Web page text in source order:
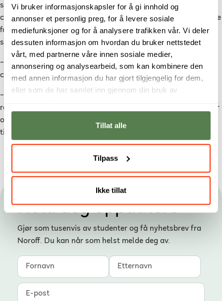
Vi bruker informasjonskapsler for å gi innhold og
annonser et personlig preg, for å levere sosiale
mediefunksjoner og for å analysere trafikken vår. Vi deler
dessuten informasjon om hvordan du bruker nettstedet
vårt, med partnerne våre innen sosiale medier,
annonsering og analysearbeid, som kan kombinere den
med annen informasjon du har gjort tilgjengelig for dem,
eller som de har samlet inn gjennom din bruk av
Tillat alle
Tilpass
Ikke tillat
studieprogrammene, med henvisning til den raske veksten i
cybersikkerhetssektoren og det akutte behovet for kompetente
fagpersoner. Søknadsportalen er nå åpen, og første kull
starter opp i august.
– Vi er stolte av å være i frontlinjen innen
cybersikkerhetsutdanning, avslutter rektor Butterfield.
– Ved å lansere disse programmene tar Noroff et viktig steg i
retning av en tryggere digital fremtid, der både organisasjoner
og enkeltpersoner kan utnytte teknologiens muligheter med
tillit.
Hold deg oppdatert
Gjør som tusenvis av studenter og få nyhetsbrev fra
Noroff. Du kan når som helst melde deg av.
Fornavn
Etternavn
E-post